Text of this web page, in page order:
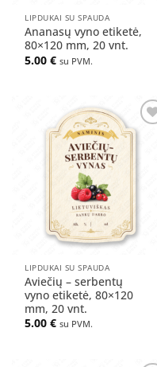
LIPDUKAI SU SPAUDA
Ananasų vyno etiketė,
80×120 mm, 20 vnt.
5.00€ su PVM.
Pridėti
LIPDUKAI SU SPAUDA
Aviečių – serbentų
vyno etiketė, 80×120
mm, 20 vnt.
5.00€ su PVM.